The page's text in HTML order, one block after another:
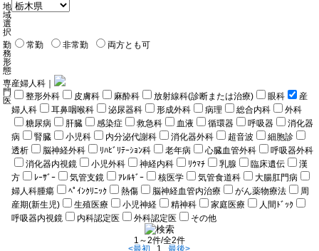
地
域
選
択
勤
務
形
態
常勤 非常勤 両方とも可
専
門
医
産婦人科｜
整形外科
皮膚科 麻酔科 放射線科(診断または治療) 眼科
産
婦人科
耳鼻咽喉科 泌尿器科 形成外科 病理 総合内科
外科
糖尿病
肝臓 感染症 救急科 血液 循環器 呼吸器
消化器
病
腎臓 小児科 内分泌代謝科 消化器外科 超音波
細胞診
透析
脳神経外科 ﾘﾊﾋﾞﾘﾃｰｼｮﾝ科 老年病 心臓血管外科
呼吸器外科
消化器内視鏡
小児外科 神経内科 ﾘｳﾏﾁ 乳腺 臨床遺伝
漢
方
ﾚｰｻﾞｰ 気管支鏡 ｱﾚﾙｷﾞｰ 核医学 気管食道科
大腸肛門病
婦人科腫瘍
ﾍﾟｲﾝｸﾘﾆｯｸ 熱傷 脳神経血管内治療 がん薬物療法
周
産期(新生児)
生殖医療 小児神経 精神科 家庭医療
人間ﾄﾞｯｸ
呼吸器内視鏡
内科認定医 外科認定医 その他
1～2件/全2件
<最初
1
最後>